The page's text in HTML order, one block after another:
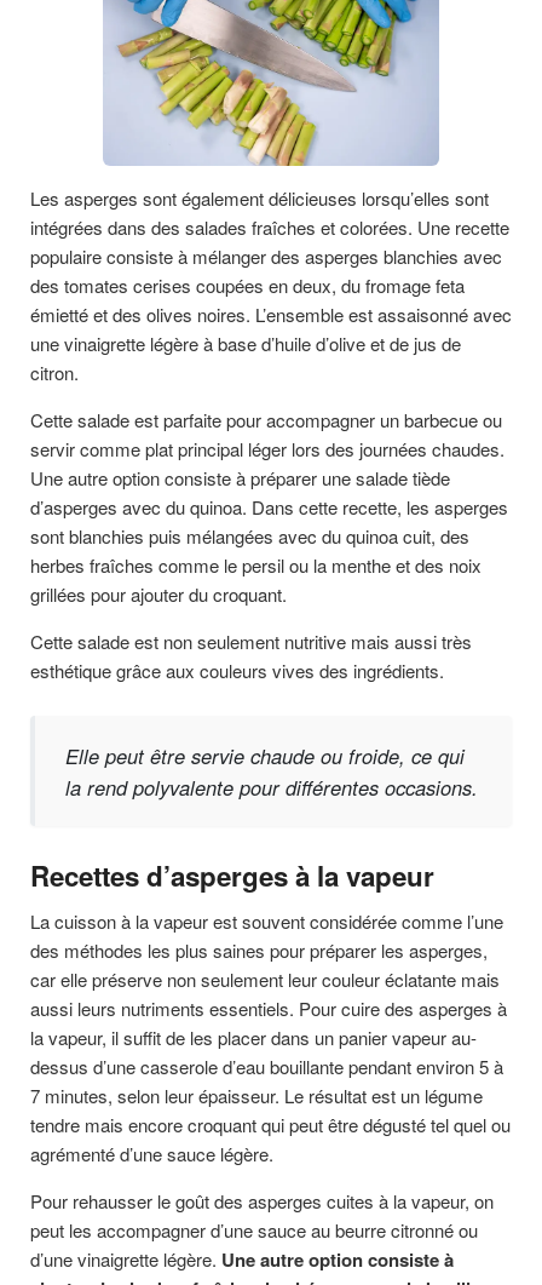
Les asperges sont également délicieuses lorsqu’elles sont
intégrées dans des salades fraîches et colorées. Une recette
populaire consiste à mélanger des asperges blanchies avec
des tomates cerises coupées en deux, du fromage feta
émietté et des olives noires. L’ensemble est assaisonné avec
une vinaigrette légère à base d’huile d’olive et de jus de
citron.
Cette salade est parfaite pour accompagner un barbecue ou
servir comme plat principal léger lors des journées chaudes.
Une autre option consiste à préparer une salade tiède
d’asperges avec du quinoa. Dans cette recette, les asperges
sont blanchies puis mélangées avec du quinoa cuit, des
herbes fraîches comme le persil ou la menthe et des noix
grillées pour ajouter du croquant.
Cette salade est non seulement nutritive mais aussi très
esthétique grâce aux couleurs vives des ingrédients.
Elle peut être servie chaude ou froide, ce qui
la rend polyvalente pour différentes occasions.
Recettes d’asperges à la vapeur
La cuisson à la vapeur est souvent considérée comme l’une
des méthodes les plus saines pour préparer les asperges,
car elle préserve non seulement leur couleur éclatante mais
aussi leurs nutriments essentiels. Pour cuire des asperges à
la vapeur, il suffit de les placer dans un panier vapeur au-
dessus d’une casserole d’eau bouillante pendant environ 5 à
7 minutes, selon leur épaisseur. Le résultat est un légume
tendre mais encore croquant qui peut être dégusté tel quel ou
agrémenté d’une sauce légère.
Pour rehausser le goût des asperges cuites à la vapeur, on
peut les accompagner d’une sauce au beurre citronné ou
d’une vinaigrette légère. Une autre option consiste à